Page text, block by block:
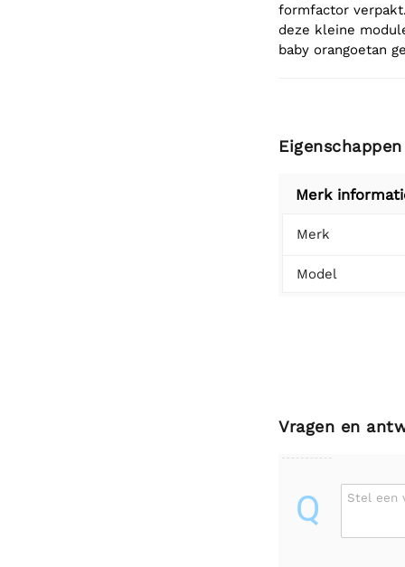
formfactor
deze kleine
baby orangoetan
Eigenschappen
Merk
Merk
Model
Vragen en
Q Stel een